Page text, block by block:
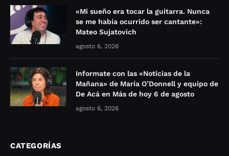
«Mi sueño era tocar la guitarra. Nunca
se me había ocurrido ser cantante»:
Mateo Sujatovich
agosto 6, 2026
Informate con las «Noticias de la
Mañana» de María O’Donnell y equipo de
De Acá en Más de hoy 6 de agosto
agosto 6, 2026
CATEGORÍAS